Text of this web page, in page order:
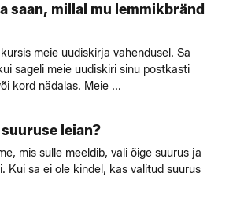
saan, millal mu lemmikbränd
meie uudiskirja vahendusel. Sa
sageli meie uudiskiri sinu postkasti
kord nädalas. Meie ...
leian?
mis sulle meeldib, vali õige suurus ja
Kui sa ei ole kindel, kas valitud suurus